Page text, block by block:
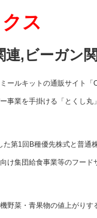
ス
連,ビーガン
ールキットの通販サイト
事業を手掛ける「とくし
第1回B種優先株式と普通
け集団給食事業等のフー
野菜・青果物の値上がり